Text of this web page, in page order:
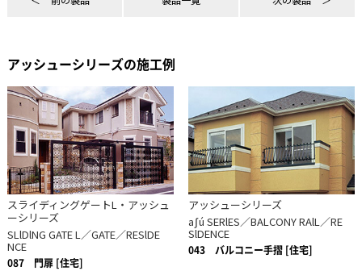
アッシューシリーズの施工例
スライディングゲートL・アッシュ
ーシリーズ
SLlDlNG GATE L／GATE／RESlDE
NCE
087 門扉 [住宅]
アッシューシリーズ
aʃú SERlES／BALCONY RAlL／RE
SlDENCE
043 バルコニー手摺 [住宅]